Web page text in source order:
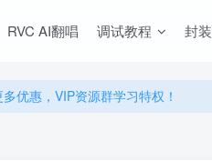
RVC AI翻唱 调试教程 封
无限制永久使用下载！
无限制永久使用下载！
优惠，VIP资源群学习特权！